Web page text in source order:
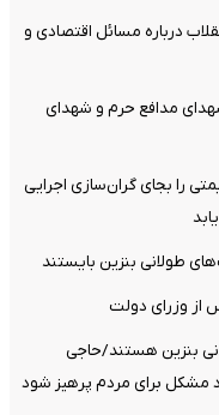
درباره مسائل اقتصادی و
مدافع حرم و شهدای
را بجای گران‌سازی اجرایی
طولانی بنزین بایستند
بنزین هستند/حاجی
مشکل برای مردم پرهیز شود